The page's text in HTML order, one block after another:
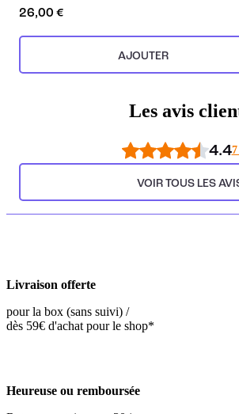
26,00 €
AJOUTER
Les avis
4.47
VOIR TOUS LES
Livraison offerte
pour la box (sans suivi) /
dès 59€ d'achat pour le shop*
Heureuse ou remboursée